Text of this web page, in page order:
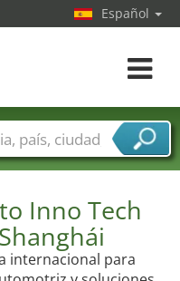
Inno Tech
internacional para
Español
toggle
Ciudades